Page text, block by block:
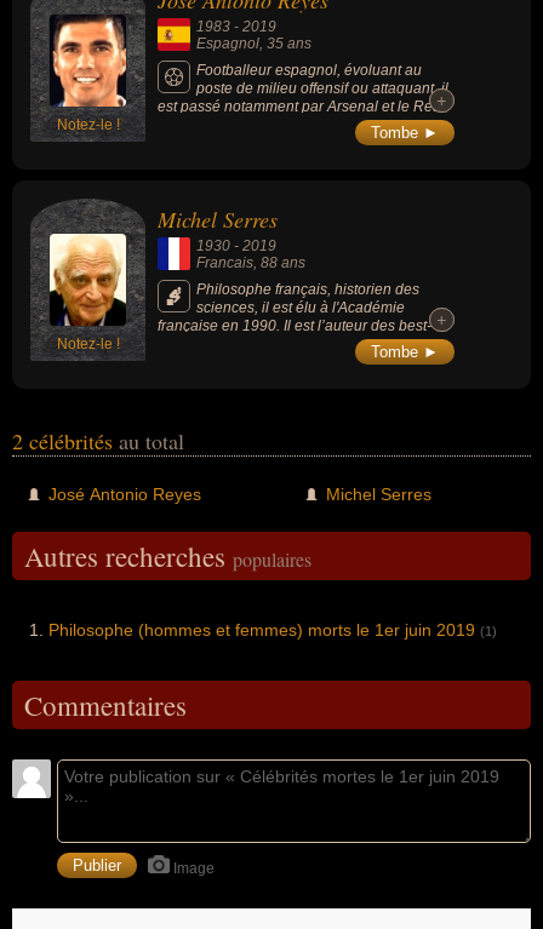
essayiste, historien, historien des sciences, philosophe, professeur
de philosophie ou scientifique. En ce qui concerne leurs nationalités
au moment de leurs morts, ils peuvent avoir été espagnol ou
francais par exemple.
Notez-le !
1983 - 2019
Espagnol, 35 ans
Footballeur espagnol, évoluant au
poste de milieu offensif ou attaquant, il
est passé notamment par Arsenal et le Real
Madrid et était réputé pour la qualité de son
pied gauche et son élégance sur le terrain.
+
+
Tombe ►
Notez-le !
Michel Serres
1930 - 2019
Francais , 88 ans
Philosophe français, historien des
sciences, il est élu à l'Académie
française en 1990. Il est l’auteur des best-
sellers « Les Cinq Sens » (1985), « Petite
Poucette » (2012), « Le Gaucher boiteux »
+
+
Tombe ►
2 célébrités au total
José Antonio Reyes Michel Serres
Autres recherches populaires
Philosophe (hommes et femmes) morts le 1er juin 2019 (1)
Commentaires
Image